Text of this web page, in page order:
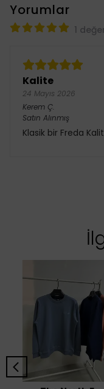
Yorumlar
1
Kalite
24 Mayıs 2026
Kerem Ç.
Satın Alınmış
Klasik bir Freda